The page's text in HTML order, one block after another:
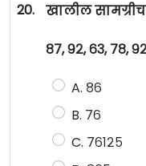
20. खालील
८७, ९२, ६३, ७८,
A. ८६
B. ७६
C. ७६१२५